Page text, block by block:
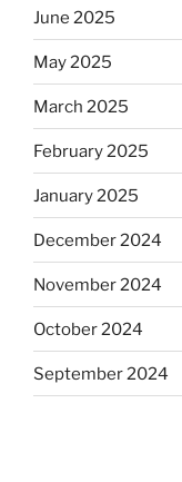
June 2025
May 2025
March 2025
February 2025
January 2025
December 2024
November 2024
October 2024
September 2024